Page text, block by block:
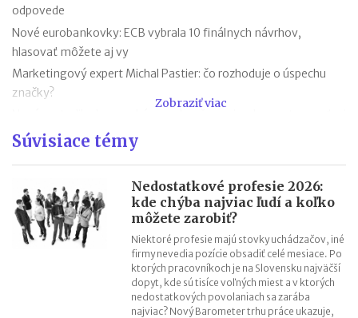
odpovede
Nové eurobankovky: ECB vybrala 10 finálnych návrhov,
hlasovať môžete aj vy
Marketingový expert Michal Pastier: čo rozhoduje o úspechu
značky?
hodnotení pracovných miest
Kontroly odpočtu DPH pri autách na podnikanie
Kontroly influencerov a tvorcov digitálneho obsahu: finančná
správa sa zameria na ich príjmy
Zmeny v e-faktúre: štát ju opravuje ešte pred zavedením
VÚB mení podmienky firemných debetných a kreditných kariet
Mýty o dôchodkovej prognóze a riešenie sporných situácií
Kedy vznikajú absolventom škôl povinnosti voči Sociálnej
Zobraziť viac
Súvisiace témy
Nedostatkové profesie 2026:
kde chýba najviac ľudí a koľko
môžete zarobiť?
Niektoré profesie majú stovky uchádzačov, iné
firmy nevedia pozície obsadiť celé mesiace. Po
ktorých pracovníkoch je na Slovensku najväčší
dopyt, kde sú tisíce voľných miest a v ktorých
nedostatkových povolaniach sa zarába
najviac? Nový Barometer trhu práce ukazuje,